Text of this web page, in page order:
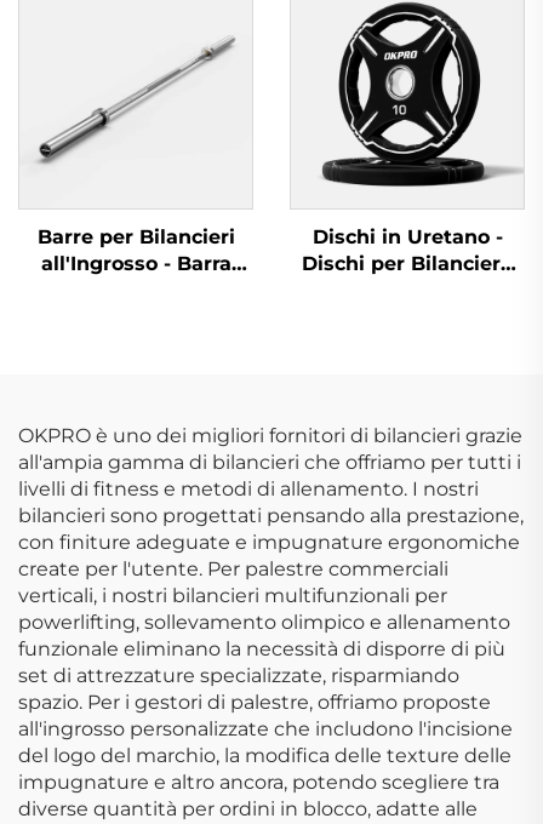
Barre per Bilancieri
all'Ingrosso - Barra
Dischi in Uretano -
Dischi per Bilanciere
OKPRO è uno dei migliori fornitori di bilancieri grazie
all'ampia gamma di bilancieri che offriamo per tutti i
livelli di fitness e metodi di allenamento. I nostri
bilancieri sono progettati pensando alla prestazione,
con finiture adeguate e impugnature ergonomiche
create per l'utente. Per palestre commerciali
verticali, i nostri bilancieri multifunzionali per
powerlifting, sollevamento olimpico e allenamento
funzionale eliminano la necessità di disporre di più
set di attrezzature specializzate, risparmiando
spazio. Per i gestori di palestre, offriamo proposte
all'ingrosso personalizzate che includono l'incisione
del logo del marchio, la modifica delle texture delle
impugnature e altro ancora, potendo scegliere tra
diverse quantità per ordini in blocco, adatte alle